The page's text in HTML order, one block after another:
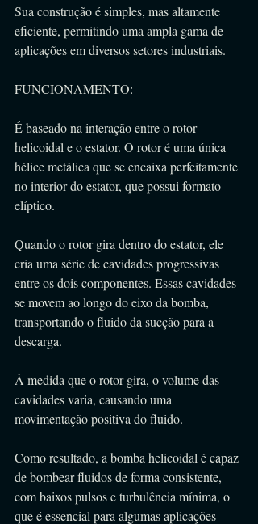
Sua construção é simples, mas altamente
eficiente, permitindo uma ampla gama de
aplicações em diversos setores industriais.
FUNCIONAMENTO:
É baseado na interação entre o rotor
helicoidal e o estator. O rotor é uma única
hélice metálica que se encaixa perfeitamente
no interior do estator, que possui formato
elíptico.
Quando o rotor gira dentro do estator, ele
cria uma série de cavidades progressivas
entre os dois componentes. Essas cavidades
se movem ao longo do eixo da bomba,
transportando o fluido da sucção para a
descarga.
À medida que o rotor gira, o volume das
cavidades varia, causando uma
movimentação positiva do fluido.
Como resultado, a bomba helicoidal é capaz
de bombear fluidos de forma consistente,
com baixos pulsos e turbulência mínima, o
que é essencial para algumas aplicações